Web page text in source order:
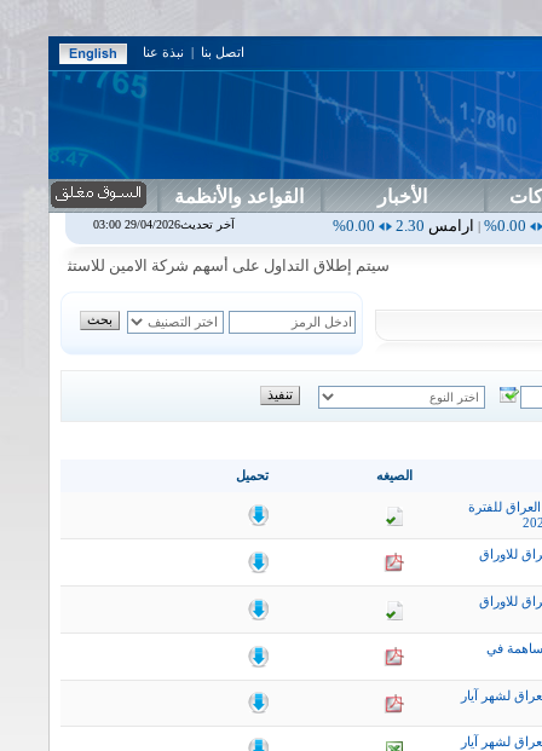
اتصل بنا | نبذة عنا
الأخبار القواعد والأنظمة
2.30
|اربيل 0.00 اس بنك0.00
0.00%
|اسفنج
سيتم إطلاق التداول على أسهم شركة الامين للاستثمار المالي في
تحميل الصيغه
للفترة
للاوراق
للاوراق
في
لشهر آيار
لشهر آيار